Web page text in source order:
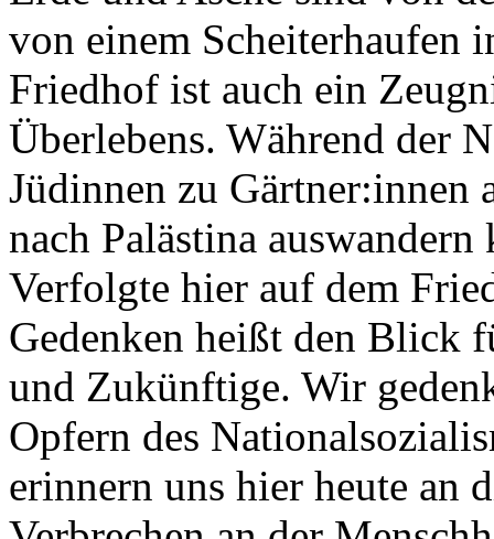
von einem Scheiterhaufen
Friedhof ist auch ein
Überlebens. Während der
Jüdinnen zu Gärtner:innen
nach Palästina
Verfolgte hier auf dem
Gedenken heißt den Blick
und Zukünftige. Wir
Opfern des
erinnern uns hier heute an